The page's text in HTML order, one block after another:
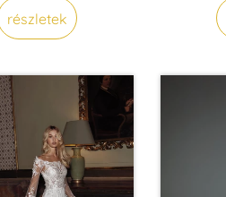
részletek